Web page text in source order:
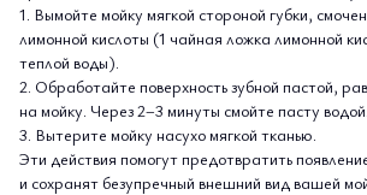
1. Вымойте мойку мягкой стороной губки,
лимонной кислоты (1 чайная ложка лимонной
теплой воды).
2. Обработайте поверхность зубной пастой,
на мойку. Через 2–3 минуты смойте пасту водой.
3. Вытерите мойку насухо мягкой тканью.
Эти действия помогут предотвратить
и сохранят безупречный внешний вид вашей